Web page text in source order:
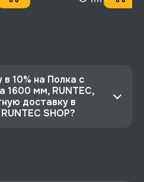
в 10% на Полка с
1600 мм, RUNTEC,
доставку в
SHOP?